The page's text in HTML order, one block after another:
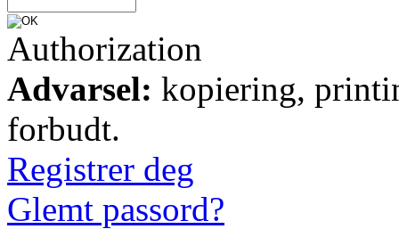
Authorization
Advarsel: kopiering,
forbudt.
Registrer deg
Glemt passord?